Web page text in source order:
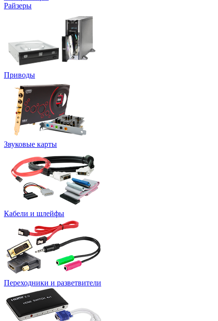
Райзеры
Приводы
Звуковые карты
Кабели и шлейфы
Переходники и разветвители